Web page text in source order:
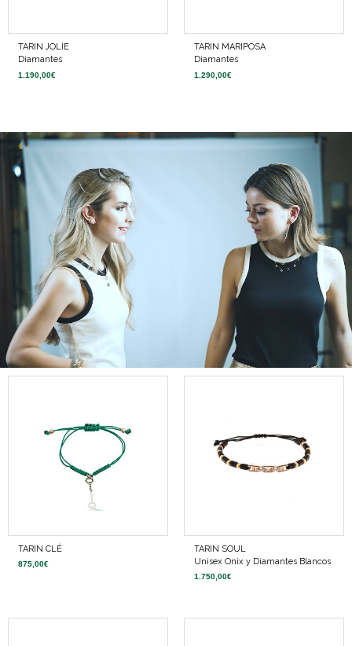
TARIN JOLIE
Diamantes
1.190,00€
TARIN MARIPOSA
Diamantes
1.290,00€
TARIN CLÉ
875,00€
TARIN SOUL
Unisex Onix y Diamantes Blancos
1.750,00€